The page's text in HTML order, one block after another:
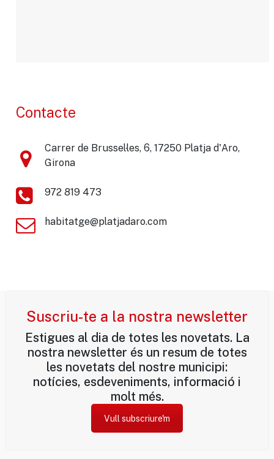
Contacte
Carrer de Brussel·les, 6, 17250 Platja d'Aro,
Girona
972 819 473
habitatge@platjadaro.com
Suscriu-te a la nostra newsletter
Estigues al dia de totes les novetats. La
nostra newsletter és un resum de totes
les novetats del nostre municipi:
notícies, esdeveniments, informació i
molt més.
Vull subscriure'm